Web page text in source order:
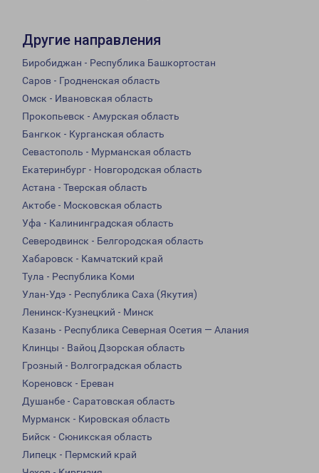
Другие направления
Биробиджан - Республика Башкортостан
Саров - Гродненская область
Омск - Ивановская область
Прокопьевск - Амурская область
Бангкок - Курганская область
Севастополь - Мурманская область
Екатеринбург - Новгородская область
Астана - Тверская область
Актобе - Московская область
Уфа - Калининградская область
Северодвинск - Белгородская область
Хабаровск - Камчатский край
Тула - Республика Коми
Улан-Удэ - Республика Саха (Якутия)
Ленинск-Кузнецкий - Минск
Казань - Республика Северная Осетия — Алания
Клинцы - Вайоц Дзорская область
Грозный - Волгоградская область
Кореновск - Ереван
Душанбе - Саратовская область
Мурманск - Кировская область
Бийск - Сюникская область
Липецк - Пермский край